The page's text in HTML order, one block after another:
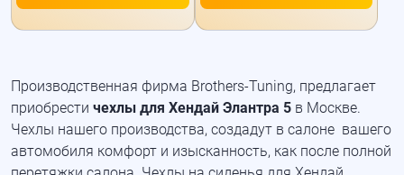
Производственная фирма Brothers-Tuning, предлагает
приобрести чехлы для Хендай Элантра 5 в Москве.
Чехлы нашего производства, создадут в салоне вашего
автомобиля комфорт и изысканность, как после полной